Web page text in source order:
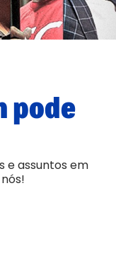
pode
e assuntos em